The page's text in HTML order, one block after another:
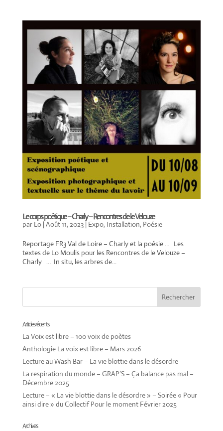
Le corps poétique – Charly – Rencontres de le Velouze
par Lo|Août 11, 2023| Expo, Installation, Poésie
Reportage FR3 Val de Loire – Charly et la poésie … Les
textes de Lo Moulis pour les Rencontres de le Velouze –
Charly … In situ, les arbres de...
Articles récents
La Voix est libre – 100 voix de poètes
Anthologie La voix est libre – Mars 2026
Lecture au Wash Bar – La vie blottie dans le désordre
La respiration du monde – GRAP’S – Ça balance pas mal –
Décembre 2025
Lecture – « La vie blottie dans le désordre » – Soirée « Pour
ainsi dire » du Collectif Pour le moment Février 2025
Archives